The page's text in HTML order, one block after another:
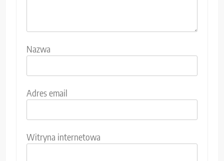
Nazwa
Adres email
Witryna internetowa